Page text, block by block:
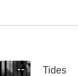
-- Tides